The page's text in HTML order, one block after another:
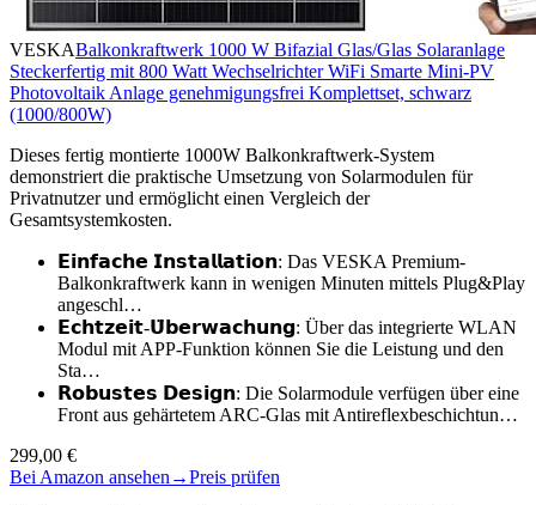
VESKABalkonkraftwerk 1000 W Bifazial Glas/Glas Solaranlage
Steckerfertig mit 800 Watt Wechselrichter WiFi Smarte Mini-PV
Photovoltaik Anlage genehmigungsfrei Komplettset, schwarz
(1000/800W)
Dieses fertig montierte 1000W Balkonkraftwerk-System
demonstriert die praktische Umsetzung von Solarmodulen für
Privatnutzer und ermöglicht einen Vergleich der
Gesamtsystemkosten.
𝗘𝗶𝗻𝗳𝗮𝗰𝗵𝗲 𝗜𝗻𝘀𝘁𝗮𝗹𝗹𝗮𝘁𝗶𝗼𝗻: Das VESKA Premium-
Balkonkraftwerk kann in wenigen Minuten mittels Plug&Play
angeschl…
𝗘𝗰𝗵𝘁𝘇𝗲𝗶𝘁-𝗨̈𝗯𝗲𝗿𝘄𝗮𝗰𝗵𝘂𝗻𝗴: Über das integrierte WLAN
Modul mit APP-Funktion können Sie die Leistung und den
Sta…
𝗥𝗼𝗯𝘂𝘀𝘁𝗲𝘀 𝗗𝗲𝘀𝗶𝗴𝗻: Die Solarmodule verfügen über eine
Front aus gehärtetem ARC-Glas mit Antireflexbeschichtun…
299,00 €
Bei Amazon ansehen →Preis prüfen